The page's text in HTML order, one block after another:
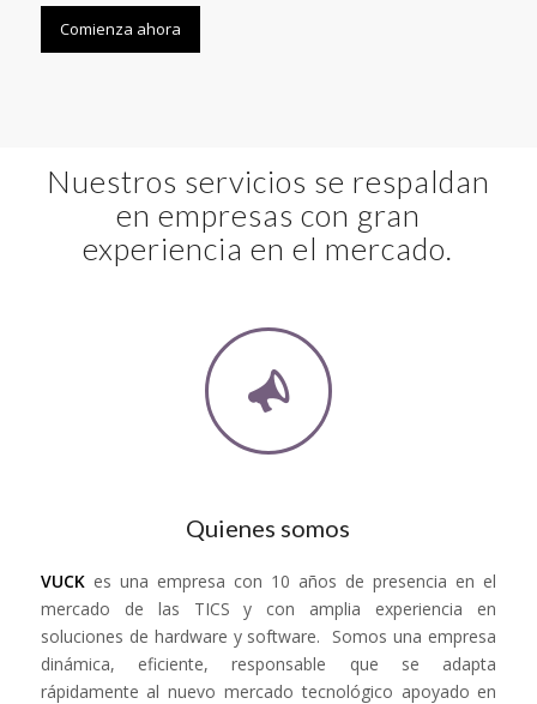
Comienza ahora
Nuestros servicios se respaldan
en empresas con gran
experiencia en el mercado.
Quienes somos
VUCKes una empresa con 10 años de presencia en el
mercado de las TICS y con amplia experiencia en
soluciones de hardware y software. Somos una empresa
dinámica, eficiente, responsable que se adapta
rápidamente al nuevo mercado tecnológico apoyado en